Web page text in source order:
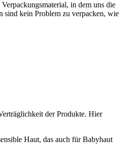
in dem uns die
sind kein Problem zu verpacken, wie
Haut, das auch für Babyhaut